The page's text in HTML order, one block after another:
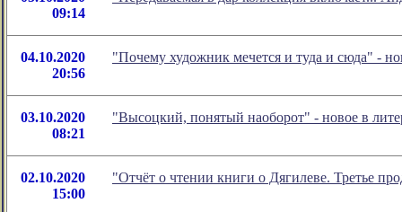
09:14
04.10.2020
20:56
"Почему художник мечется и туда и сюда" -
03.10.2020
08:21
"Высоцкий, понятый наоборот" - новое в
02.10.2020
15:00
"Отчёт о чтении книги о Дягилеве. Третье